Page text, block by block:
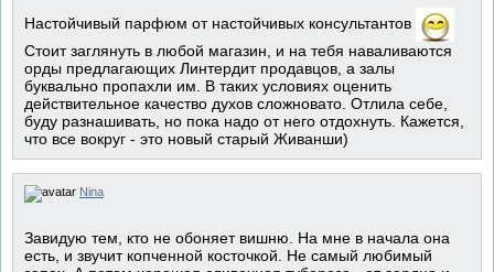
Настойчивый парфюм от настойчивых консультантов
Стоит заглянуть в любой магазин, и на тебя наваливаются
орды предлагающих Линтердит продавцов, а залы
буквально пропахли им. В таких условиях оценить
действительное качество духов сложновато. Отлила себе,
буду разнашивать, но пока надо от него отдохнуть. Кажется,
что все вокруг - это новый старый Живанши)
Nina
Завидую тем, кто не обоняет вишню. На мне в начала она
есть, и звучит копченной косточкой. Не самый любимый